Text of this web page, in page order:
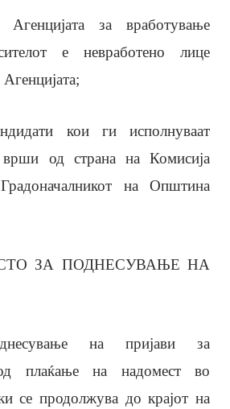
за вработување
е невработено лице
кои ги исполнуваат
од страна на Комисија
на Општина
ЗА ПОДНЕСУВАЊЕ НА
на пријави за
плаќање на надомест во
се продолжува до крајот на